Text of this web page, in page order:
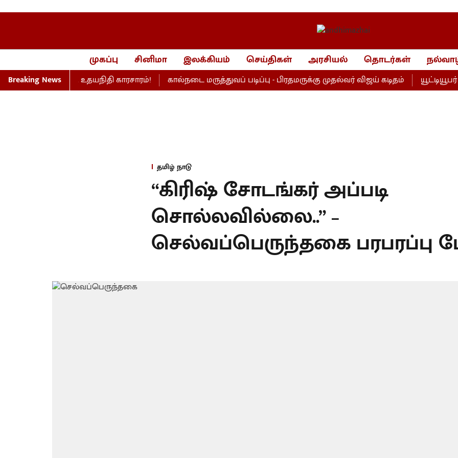
முகப்பு சினிமா இலக்கியம் செய்திகள் அரசியல் தொடர்கள்
Breaking Newsவிஜய், உதயநிதி காரசாரம்! கால்நடை மருத்துவப் படிப்பு - பிரதமருக்கு முதல்வர் விஜய் கடிதம் யூட்டியூபர்
தமிழ் நாடு
“கிரிஷ் சோடங்கர் அப்படி
சொல்லவில்லை..” –
செல்வப்பெருந்தகை பரபரப்பு